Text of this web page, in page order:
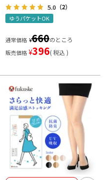
5.0 （2）
ゆうパケットOK
通常価格 ¥660のところ
販売価格 ¥396 税込